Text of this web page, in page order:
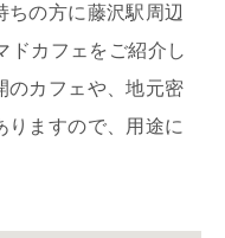
ちの方に藤沢駅周辺
ドカフェをご紹介し
のカフェや、地元密
りますので、用途に